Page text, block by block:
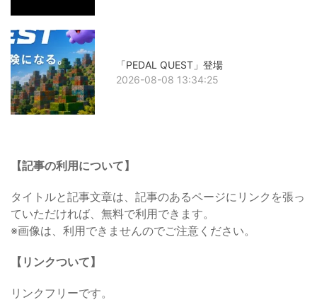
「PEDAL QUEST」登場
2026-08-08 13:34:25
【記事の利用について】
タイトルと記事文章は、記事のあるページにリンクを張っ
ていただければ、無料で利用できます。
※画像は、利用できませんのでご注意ください。
【リンクついて】
リンクフリーです。